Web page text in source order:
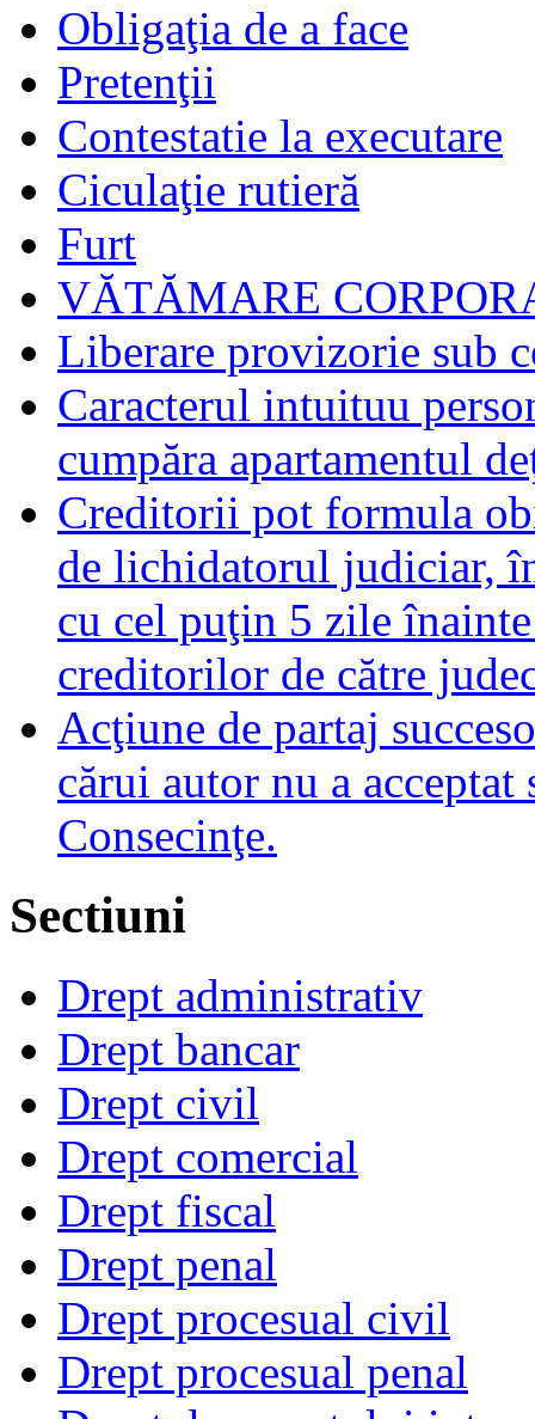
Obligaţia de a face
Pretenţii
Contestatie la executare
Ciculaţie rutieră
Furt
VĂTĂMARE
Liberare provizorie sub
Caracterul intuituu
cumpăra apartamentul
Creditorii pot formula
de lichidatorul judiciar,
cu cel puţin 5 zile
creditorilor de către
Acţiune de partaj
cărui autor nu a
Consecinţe.
Sectiuni
Drept administrativ
Drept bancar
Drept civil
Drept comercial
Drept fiscal
Drept penal
Drept procesual civil
Drept procesual penal